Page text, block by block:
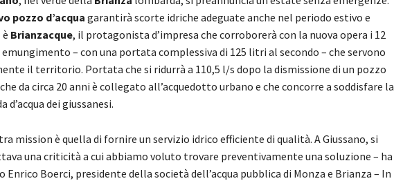
pozzo d’acquagarantirà scorte idriche adeguate anche nel periodo estivo e
Brianzacque, il protagonista d’impresa che corroborerà con la nuova opera i 12
– con una portata complessiva di 125 litri al secondo – che servono
il territorio. Portata che si ridurrà a 110,5 l/s dopo la dismissione di un pozzo
da circa 20 anni è collegato all’acquedotto urbano e che concorre a soddisfare la
d’acqua dei giussanesi.
mission è quella di fornire un servizio idrico efficiente di qualità. A Giussano, si
una criticità a cui abbiamo voluto trovare preventivamente una soluzione – ha
Enrico Boerci, presidente della società dell’acqua pubblica di Monza e Brianza – In